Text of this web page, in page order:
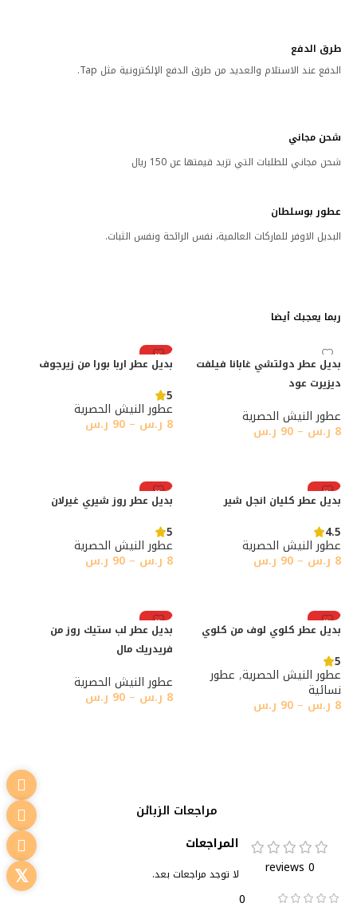
طرق الدفع
الدفع عند الاستلام والعديد من طرق الدفع الإلكترونية مثل Tap.
شحن مجاني
شحن مجاني للطلبات التي تزيد قيمتها عن 150 ريال
عطور بوسلطان
البديل الاوفر للماركات العالمية، نفس الرائحة ونفس الثبات.
ربما يعجبك أيضا
بديل عطر دولتشي غابانا فيلفت
ديزيرت عود
عطور النيش الحصرية
8 ر.س –
90 ر.س
رائج
بديل عطر اربا بورا من زيرجوف
5
عطور النيش الحصرية
8 ر.س –
90 ر.س
رائج
بديل عطر كليان انجل شير
4.5
عطور النيش الحصرية
8 ر.س –
90 ر.س
رائج
بديل عطر روز شيري غيرلان
5
عطور النيش الحصرية
8 ر.س –
90 ر.س
رائج
بديل عطر كلوي لوف من كلوي
5
عطور النيش الحصرية, عطور
نسائية
8 ر.س –
90 ر.س
رائج
بديل عطر لب ستيك روز من
فريدريك مال
عطور النيش الحصرية
8 ر.س –
90 ر.س
مراجعات الزبائن
0 reviews
0
المراجعات
لا توجد مراجعات بعد.